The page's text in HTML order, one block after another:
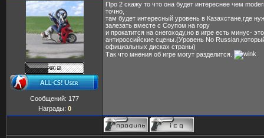
Сообщений: 177
Награды: 0
Про 2 скажу то что она будет интереснее чем
точно,
там будет интересный уровень в Казахстане,где
залезать вместе с Соупом на гору
и прокатится на снегоходу,но в игре есть минус- это
антироссийские сцены.(Уровень No
официальных дисках страны)
Так что мнения об игре могут разделится.